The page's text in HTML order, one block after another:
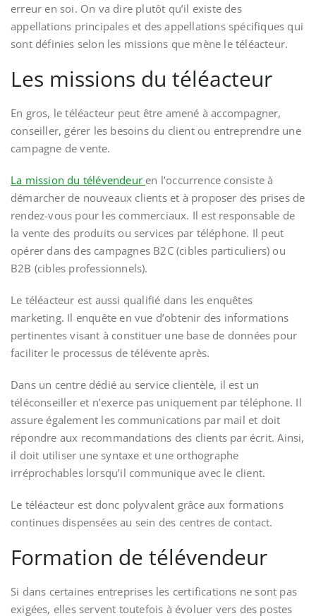
erreur en soi. On va dire plutôt qu’il existe des
appellations principales et des appellations spécifiques qui
sont définies selon les missions que mène le téléacteur.
Les missions du téléacteur
En gros, le téléacteur peut être amené à accompagner,
conseiller, gérer les besoins du client ou entreprendre une
campagne de vente.
La mission du télévendeur en l’occurrence consiste à
démarcher de nouveaux clients et à proposer des prises de
rendez-vous pour les commerciaux. Il est responsable de
la vente des produits ou services par téléphone. Il peut
opérer dans des campagnes B2C (cibles particuliers) ou
B2B (cibles professionnels).
Le téléacteur est aussi qualifié dans les enquêtes
marketing. Il enquête en vue d’obtenir des informations
pertinentes visant à constituer une base de données pour
faciliter le processus de télévente après.
Dans un centre dédié au service clientèle, il est un
téléconseiller et n’exerce pas uniquement par téléphone. Il
assure également les communications par mail et doit
répondre aux recommandations des clients par écrit. Ainsi,
il doit utiliser une syntaxe et une orthographe
irréprochables lorsqu’il communique avec le client.
Le téléacteur est donc polyvalent grâce aux formations
continues dispensées au sein des centres de contact.
Formation de télévendeur
Si dans certaines entreprises les certifications ne sont pas
exigées, elles servent toutefois à évoluer vers des postes